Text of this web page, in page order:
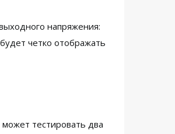
напряжения:
четко отображать
тестировать два